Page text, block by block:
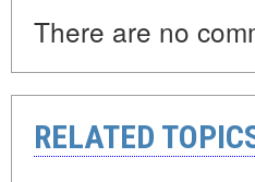
There are no
RELATED